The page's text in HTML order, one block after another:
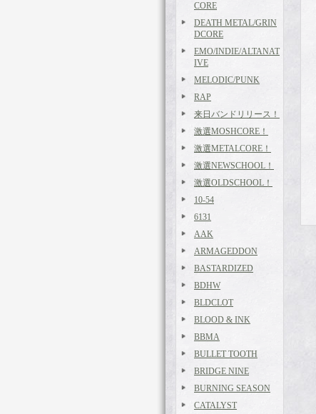
CORE
DEATH METAL/GRIN
DCORE
EMO/INDIE/ALTANAT
IVE
MELODIC/PUNK
RAP
来日バンドリリース！
激選MOSHCORE！
激選METALCORE！
激選NEWSCHOOL！
激選OLDSCHOOL！
10-54
6131
AAK
ARMAGEDDON
BASTARDIZED
BDHW
BLDCLOT
BLOOD & INK
BBMA
BULLET TOOTH
BRIDGE NINE
BURNING SEASON
CATALYST